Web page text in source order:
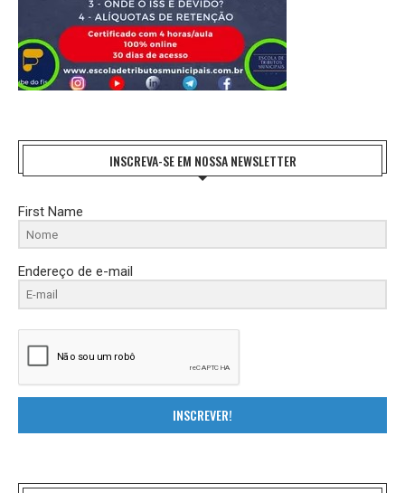
INSCREVA-SE EM NOSSA NEWSLETTER
First Name
Endereço de e-mail
INSCREVER!